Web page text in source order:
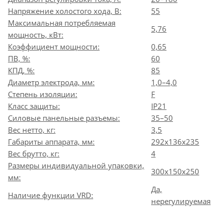
Напряжение холостого хода, В:
55
Максимальная потребляемая
мощность, кВт:
5,76
Коэффициент мощности:
0,65
ПВ, %:
60
КПД, %:
85
Диаметр электрода, мм:
1,0–4,0
Степень изоляции:
F
Класс защиты:
IP21
Силовые панельные разъемы:
35–50
Вес нетто, кг:
3,5
Габариты аппарата, мм:
292х136х235
Вес брутто, кг:
4
Размеры индивидуальной упаковки,
мм:
300х150х250
Наличие функции VRD:
Да,
нерегулируемая